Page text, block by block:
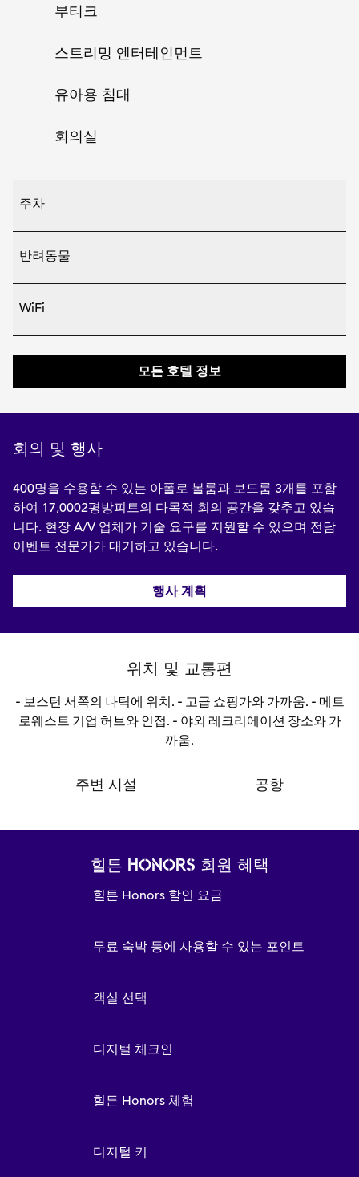
부티크
스트리밍 엔터테인먼트
유아용 침대
회의실
주차
반려동물
WiFi
모든 호텔 정보
회의 및 행사
400명을 수용할 수 있는 아폴로 볼룸과 보드룸 3개를 포함
하여 17,0002평방피트의 다목적 회의 공간을 갖추고 있습
니다. 현장 A/V 업체가 기술 요구를 지원할 수 있으며 전담
이벤트 전문가가 대기하고 있습니다.
행사 계획
위치 및 교통편
- 보스턴 서쪽의 나틱에 위치. - 고급 쇼핑가와 가까움. - 메트
로웨스트 기업 허브와 인접. - 야외 레크리에이션 장소와 가
까움.
주변 시설 공항
힐튼 HONORS 회원 혜택
힐튼 Honors 할인 요금
무료 숙박 등에 사용할 수 있는 포인트
객실 선택
디지털 체크인
힐튼 Honors 체험
디지털 키